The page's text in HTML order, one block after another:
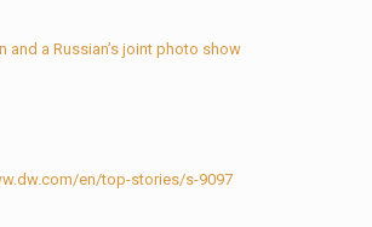
and a Russian’s joint photo show
en/top-stories/s-9097